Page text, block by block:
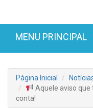
MENU PRINCIPAL
Página Inicial
Aquele aviso que
conta!